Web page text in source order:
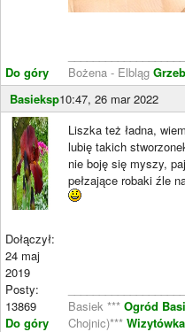
Do góry
Bożena - Elbląg
Basieksp10:47, 26 mar 2022
Dołączył:
24 maj
2019
Posty:
13869
Do góry
Liszka też ładna,
lubię takich
nie boję się myszy,
pełzające robaki źle
Basiek *** Ogród
Chojnic)*** Wizytówka